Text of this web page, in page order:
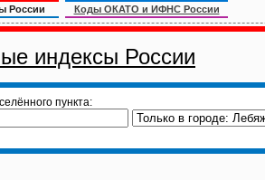
России Коды ОКАТО и ИФНС России
индексы России
пункта: